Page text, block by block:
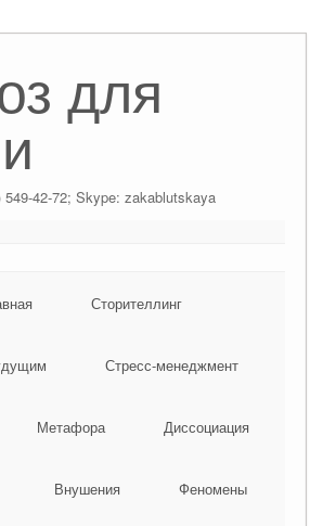
для
42-72; Skype: zakablutskaya
Сторителлинг
Стресс-менеджмент
Метафора Диссоциация
Внушения Феномены